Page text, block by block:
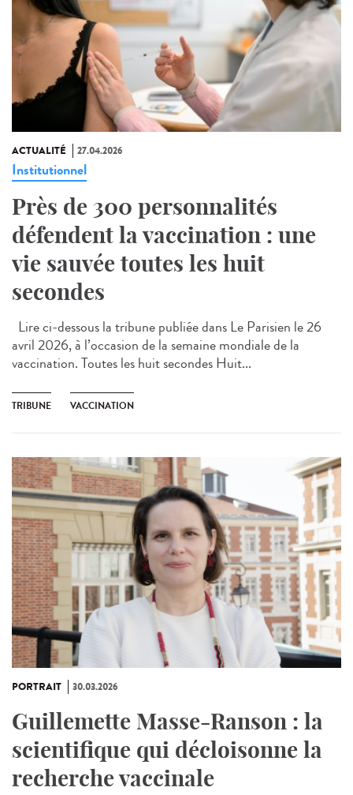
ACTUALITÉ 27.04.2026
Institutionnel
Près de 300 personnalités
défendent la vaccination : une
vie sauvée toutes les huit
secondes
Lire ci-dessous la tribune publiée dans Le Parisien le 26
avril 2026, à l’occasion de la semaine mondiale de la
vaccination. Toutes les huit secondes Huit...
TRIBUNE VACCINATION
PORTRAIT 30.03.2026
Guillemette Masse-Ranson : la
scientifique qui décloisonne la
recherche vaccinale